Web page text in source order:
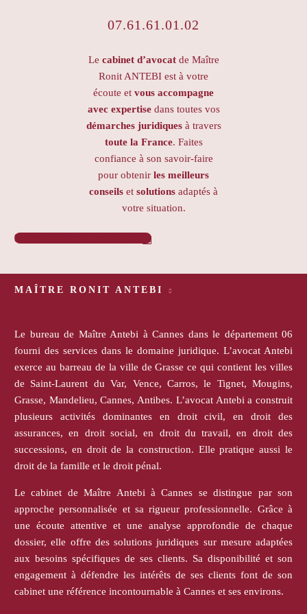
07.61.61.01.02
Le cabinet d’avocatde Maître
Ronit ANTEBI est à votre
écoute et vous accompagne
avec expertisedans toutes vos
démarches juridiquesà travers
toute la France. Faites
confiance à son savoir-faire
pour obtenir les meilleurs
conseils et solutions adaptés à
votre situation.
PRENDRE RENDEZ-VOUS 
MAÎTRE RONIT ANTEBI
Le bureau de Maître Antebi à Cannes dans le département 06
fourni des services dans le domaine juridique. L’avocat Antebi
exerce au barreau de la ville de Grasse ce qui contient les villes
de Saint-Laurent du Var, Vence, Carros, le Tignet, Mougins,
Grasse, Mandelieu, Cannes, Antibes. L’avocat Antebi a construit
plusieurs activités dominantes en droit civil, en droit des
assurances, en droit social, en droit du travail, en droit des
successions, en droit de la construction. Elle pratique aussi le
droit de la famille et le droit pénal.
Le cabinet de Maître Antebi à Cannes se distingue par son
approche personnalisée et sa rigueur professionnelle. Grâce à
une écoute attentive et une analyse approfondie de chaque
dossier, elle offre des solutions juridiques sur mesure adaptées
aux besoins spécifiques de ses clients. Sa disponibilité et son
engagement à défendre les intérêts de ses clients font de son
cabinet une référence incontournable à Cannes et ses environs.